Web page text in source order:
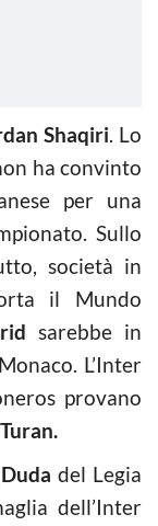
Shaqiri. Lo
ha convinto
per una
Sullo
società in
il Mundo
sarebbe in
L’Inter
provano
del Legia
dell’Inter